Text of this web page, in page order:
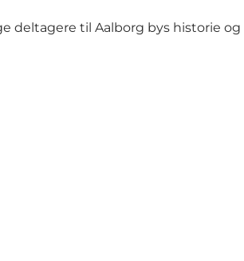
deltagere til Aalborg bys historie